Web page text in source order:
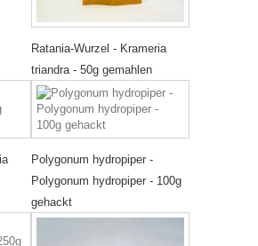
Ratania-Wurzel - Krameria
triandra - 50g gemahlen
Polygonum hydropiper -
Polygonum hydropiper - 100g
gehackt